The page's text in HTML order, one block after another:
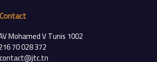
Contact
Mohamed V Tunis 1002
70 028 372